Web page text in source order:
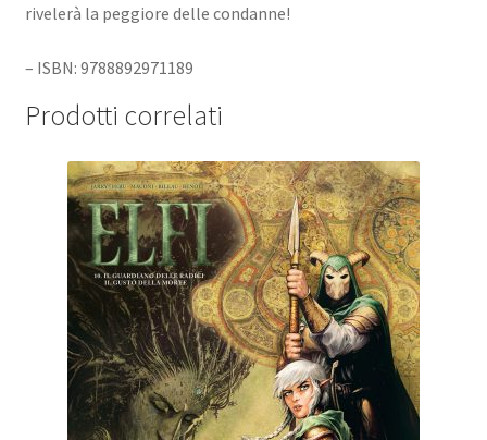
rivelerà la peggiore delle condanne!
– ISBN: 9788892971189
Prodotti correlati